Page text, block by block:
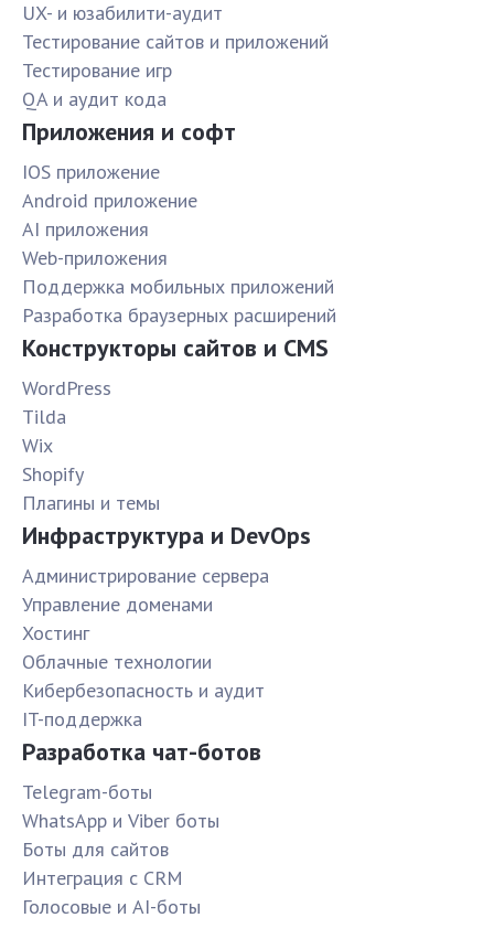
UX- и юзабилити-аудит
Тестирование сайтов и приложений
Тестирование игр
QA и аудит кода
Приложения и софт
IOS приложение
Android приложение
AI приложения
Web-приложения
Поддержка мобильных приложений
Разработка браузерных расширений
Конструкторы сайтов и CMS
WordPress
Tilda
Wix
Shopify
Плагины и темы
Инфраструктура и DevOps
Администрирование сервера
Управление доменами
Хостинг
Облачные технологии
Кибербезопасность и аудит
IT-поддержка
Разработка чат-ботов
Telegram-боты
WhatsApp и Viber боты
Боты для сайтов
Интеграция с CRM
Голосовые и AI-боты